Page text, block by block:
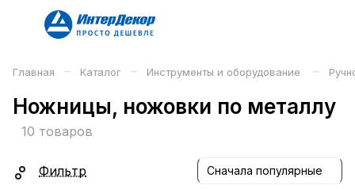
Главная – Каталог – Инструменты и оборудование –
Ножницы, ножовки по металлу
10 товаров
Фильтр Сначала популярные